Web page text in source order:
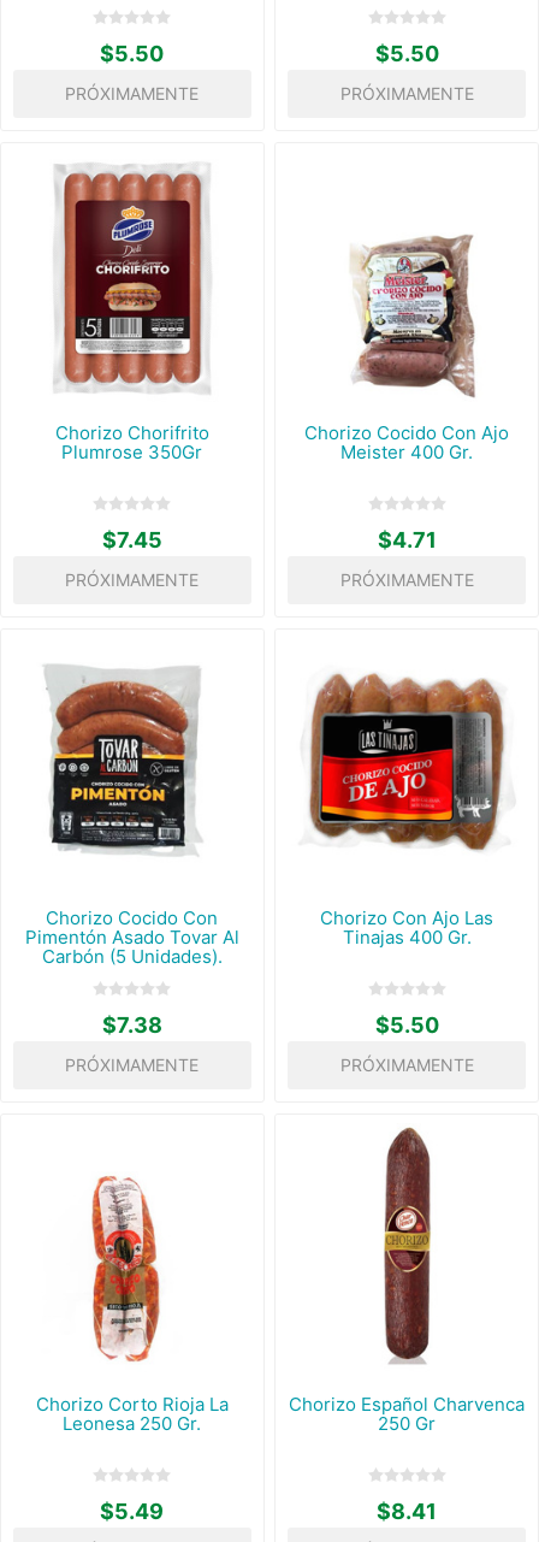
$5.50
PRÓXIMAMENTE
$5.50
PRÓXIMAMENTE
Chorizo Chorifrito
Plumrose 350Gr
$7.45
PRÓXIMAMENTE
Chorizo Cocido Con Ajo
Meister 400 Gr.
$4.71
PRÓXIMAMENTE
Chorizo Cocido Con
Pimentón Asado Tovar Al
Carbón (5 Unidades).
$7.38
PRÓXIMAMENTE
Chorizo Con Ajo Las
Tinajas 400 Gr.
$5.50
PRÓXIMAMENTE
Chorizo Corto Rioja La
Leonesa 250 Gr.
$5.49
Chorizo Español Charvenca
250 Gr
$8.41